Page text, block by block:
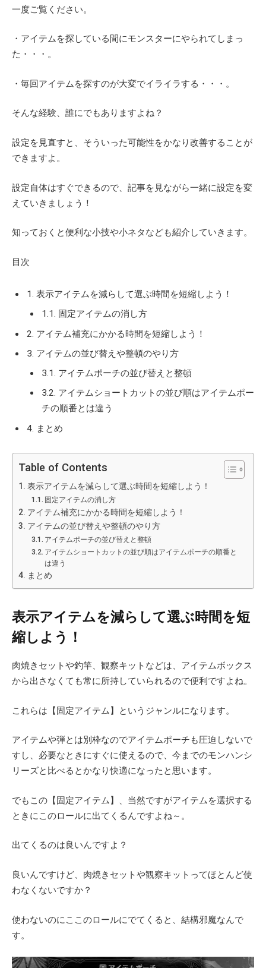
一度ご覧ください。
・アイテムを探している間にモンスターにやられてしまっ
た・・・。
・毎回アイテムを探すのが大変でイライラする・・・。
そんな経験、誰にでもありますよね？
設定を見直すと、そういった可能性をかなり改善することが
できますよ。
設定自体はすぐできるので、記事を見ながら一緒に設定を変
えていきましょう！
知っておくと便利な小技や小ネタなども紹介していきます。
目次
1. 表示アイテムを減らして選ぶ時間を短縮しよう！
1.1. 固定アイテムの消し方
2. アイテム補充にかかる時間を短縮しよう！
3. アイテムの並び替えや整頓のやり方
3.1. アイテムポーチの並び替えと整頓
3.2. アイテムショートカットの並び順はアイテムポー
チの順番とは違う
4. まとめ
Table of Contents
表示アイテムを減らして選ぶ時間を短縮しよう！
固定アイテムの消し方
アイテム補充にかかる時間を短縮しよう！
アイテムの並び替えや整頓のやり方
アイテムポーチの並び替えと整頓
アイテムショートカットの並び順はアイテムポーチの順番と
は違う
まとめ
表示アイテムを減らして選ぶ時間を短
縮しよう！
肉焼きセットや釣竿、観察キットなどは、アイテムボックス
から出さなくても常に所持していられるので便利ですよね。
これらは【固定アイテム】というジャンルになります。
アイテムや弾とは別枠なのでアイテムポーチも圧迫しないで
すし、必要なときにすぐに使えるので、今までのモンハンシ
リーズと比べるとかなり快適になったと思います。
でもこの【固定アイテム】、当然ですがアイテムを選択する
ときにこのロールに出てくるんですよね～。
出てくるのは良いんですよ？
良いんですけど、肉焼きセットや観察キットってほとんど使
わなくないですか？
使わないのにここのロールにでてくると、結構邪魔なんで
す。